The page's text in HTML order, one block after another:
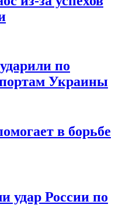
по
Украины
в борьбе
удар России по